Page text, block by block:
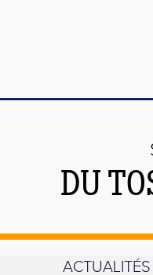
DU
ACTUALITÉS